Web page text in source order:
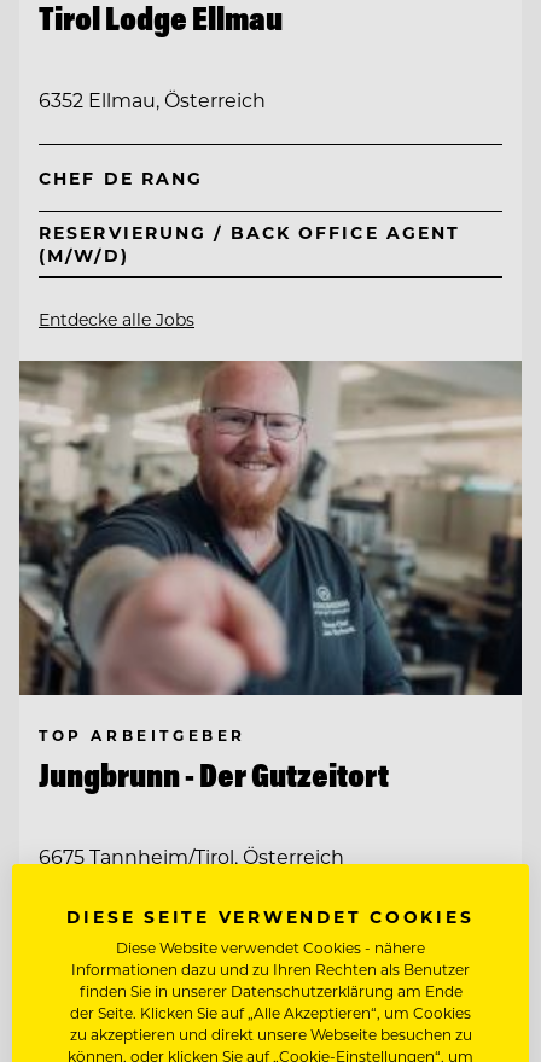
Tirol Lodge Ellmau
6352 Ellmau, Österreich
CHEF DE RANG
RESERVIERUNG / BACK OFFICE AGENT
(M/W/D)
Entdecke alle Jobs
TOP ARBEITGEBER
Jungbrunn - Der Gutzeitort
6675 Tannheim/Tirol, Österreich
AUSBILDUNG ZUM
GASTRONOMIEFACHMANN (M/W/D)
DEMI CHEF DE PARTIE (M/W/D)
DIESE SEITE VERWENDET COOKIES
Diese Website verwendet Cookies - nähere
Informationen dazu und zu Ihren Rechten als Benutzer
finden Sie in unserer Datenschutzerklärung am Ende
der Seite. Klicken Sie auf „Alle Akzeptieren“, um Cookies
zu akzeptieren und direkt unsere Webseite besuchen zu
können, oder klicken Sie auf „Cookie-Einstellungen“, um